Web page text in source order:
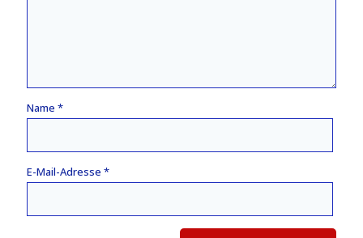
Name *
E-Mail-Adresse *